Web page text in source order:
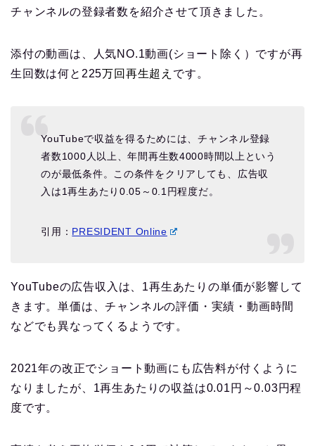
チャンネルの登録者数を紹介させて頂きました。
添付の動画は、人気NO.1動画(ショート除く）ですが再
生回数は何と225万回再生超え です。
YouTubeで収益を得るためには、チャンネル登録
者数1000人以上、年間再生数4000時間以上という
のが最低条件。この条件をクリアしても、広告収
入は1再生あたり0.05～0.1円程度だ。
引用： PRESIDENT Online
YouTubeの広告収入は、1再生あたりの単価が影響して
きます。単価は、チャンネルの評価・実績・動画時間
などでも異なってくるようです。
2021年の改正でショート動画にも広告料が付くように
なりましたが、1再生あたりの収益は0.01円～0.03円程
度です。